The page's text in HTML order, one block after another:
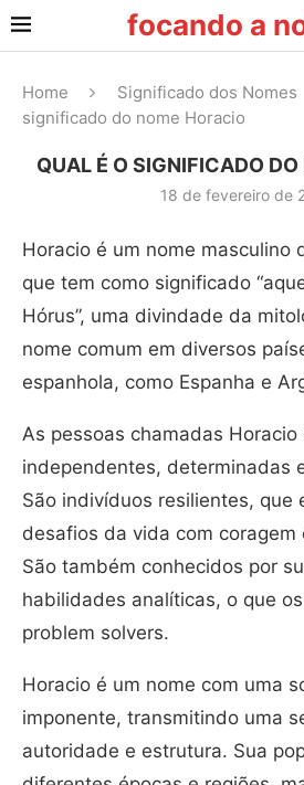
focando a
Home Significado dos Nomes
significado do nome Horacio
QUAL É O SIGNIFICADO
18 de fevereiro de
Horacio é um nome masculino
que tem como significado
Hórus”, uma divindade da
nome comum em diversos
espanhola, como Espanha e
As pessoas chamadas
independentes, determinadas
São indivíduos resilientes, que
desafios da vida com coragem
São também conhecidos por
habilidades analíticas, o que
problem solvers.
Horacio é um nome com uma
imponente, transmitindo uma
autoridade e estrutura. Sua